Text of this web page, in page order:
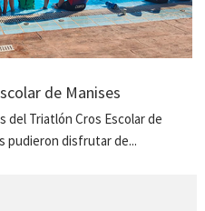
de Manises
del Triatlón Cros Escolar de
pudieron disfrutar de...